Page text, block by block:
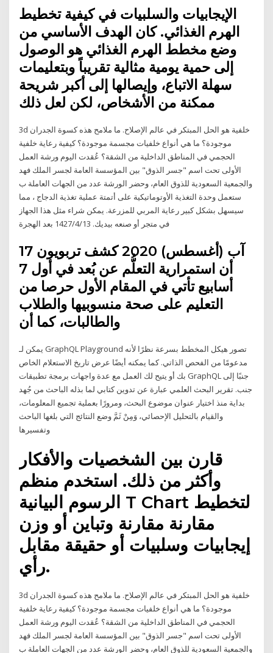
الإيجابيات والسلبيات في كيفية تخطيط
الهرم الغذائي. كان الهدف الأساسي من
وضع مخطط الهرم الغذائي هو الوصول
إلى حمية يومية مثالية تقريباً وبتعليمات
سهلة الاتباع، وإيصالها إلى أكبر شريحة
ممكنة من الأشخاص، لكن لعل ذلك
3d خلفية هو الحل المبتكر في عالم الإصلاح. ما ملامح هذه كسوة الجدران
موجودة؟ ما هي أنواع خلفيات مجسمة موجودة؟ كيفية رعاية خلفية
الحجمي في المناطق الداخلية من الشقة؟ عُقدت اليوم ورشة العمل
الأولى تحت اسم "جسر الذوق" بين المؤسسة العامة لجسر الملك فهد
والجمعية السعودية للذوق العام، وحضر الورشة عدد من الجهات العاملة ب
ستعمل وحدة التغذية الأوتوماتيكية على أتمتة عملية تغذية الدجاج ، مما
سيسهل بشكل كبير رعاية المربي للمزرعة. يمكن شراء مثل هذا الجهاز
في متجر أو صنعه بيديك. 13‏‏/4‏‏/1427 بعد الهجرة
17 آب (أغسطس) 2020 كشف تربويون
أن استمرارية التعلُّم عن بُعد في أول 7
أسابيع تأتي في المقام الأول حرصا من
التعليم على صحة منسوبيها والطلاب
يمكن لـ GraphQL Playground تصور هيكل المخطط بسرعة نظرًا لأنه
مدعومًا من الفحص الذاتي. كما يمكنه أيضًا عرض تاريخ الاستعلام الخاص
بك أو يتيح لك العمل مع عدة واجهات برمجة تطبيقات GraphQL جنبًا إلى
جنب. تقرير البحث العلمي عبارة عن تدوين كتابي لما بذله الباحث من جُهد
بداية منذ اختيار عنوان موضوع البحث، ومرورًا بعملية تجميع المعلومات،
والقيام بالتحليل الإحصائي، وَمِنْ ثَمَّ وضع النتائج التي بلغها الباحث
وتفسيرها
قارن بين الشخصيات والأفكار
وأكثر من ذلك. استخدم منظم
الرسوم البيانية T Chart لتخطيط
مقارنة مقارنة وتباين أو وزن
إيجابيات وسلبيات أو حقيقة مقابل
رأي.
3d خلفية هو الحل المبتكر في عالم الإصلاح. ما ملامح هذه كسوة الجدران
موجودة؟ ما هي أنواع خلفيات مجسمة موجودة؟ كيفية رعاية خلفية
الحجمي في المناطق الداخلية من الشقة؟ عُقدت اليوم ورشة العمل
الأولى تحت اسم "جسر الذوق" بين المؤسسة العامة لجسر الملك فهد
والجمعية السعودية للذوق العام، وحضر الورشة عدد من الجهات العاملة ب